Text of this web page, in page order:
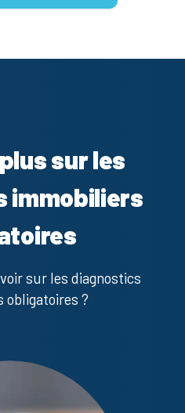
sur les
immobiliers
sur les diagnostics
obligatoires ?